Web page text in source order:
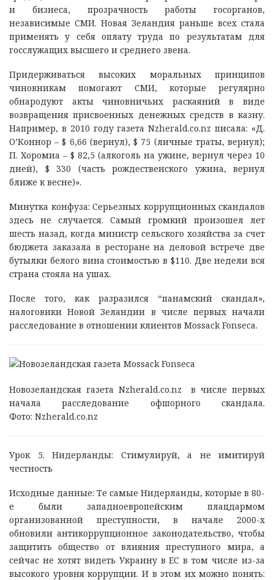
и бизнеса, прозрачность работы госорганов,
независимые СМИ. Новая Зеландия раньше всех стала
применять у себя оплату труда по результатам для
госслужащих высшего и среднего звена.
Придерживаться высоких моральных принципов
чиновникам помогают СМИ, которые регулярно
обнародуют акты чиновничьих раскаяний в виде
возвращения присвоенных денежных средств в казну.
Например, в 2010 году газета Nzherald.co.nz писала: «Д.
О’Коннор – $ 6,66 (вернул), $ 75 (личные траты, вернул);
П. Хоромиа – $ 82,5 (алкоголь на ужине, вернул через 10
дней), $ 330 (часть рождественского ужина, вернул
ближе к весне)».
Минутка конфуза: Серьезных коррупционных скандалов
здесь не случается. Самый громкий произошел лет
шесть назад, когда министр сельского хозяйства за счет
бюджета заказала в ресторане на деловой встрече две
бутылки белого вина стоимостью в $110. Две недели вся
страна стояла на ушах.
После того, как разразился “панамский скандал»,
налоговики Новой Зеландии в числе первых начали
расследование в отношении клиентов Mossack Fonseca.
Новозеландская газета Nzherald.co.nz в числе первых
начала расследование офшорного скандала.
Фото: Nzherald.co.nz
Урок 5. Нидерланды: Стимулируй, а не имитируй
честность
Исходные данные: Те самые Нидерланды, которые в 80-
е были западноевропейским плацдармом
организованной преступности, в начале 2000-х
обновили антикоррупционное законодательство, чтобы
защитить общество от влияния преступного мира, а
сейчас не хотят видеть Украину в ЕС в том числе из-за
высокого уровня коррупции. И в этом их можно понять: